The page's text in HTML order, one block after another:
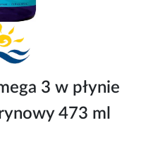
3 w płynie
473 ml